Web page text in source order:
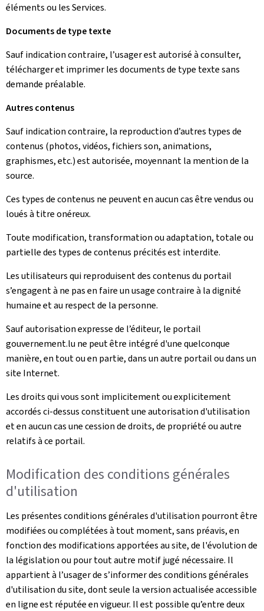
éléments ou les Services.
Documents de type texte
Sauf indication contraire, l’usager est autorisé à consulter,
télécharger et imprimer les documents de type texte sans
demande préalable.
Autres contenus
Sauf indication contraire, la reproduction d’autres types de
contenus (photos, vidéos, fichiers son, animations,
graphismes, etc.) est autorisée, moyennant la mention de la
source.
Ces types de contenus ne peuvent en aucun cas être vendus ou
loués à titre onéreux.
Toute modification, transformation ou adaptation, totale ou
partielle des types de contenus précités est interdite.
Les utilisateurs qui reproduisent des contenus du portail
s’engagent à ne pas en faire un usage contraire à la dignité
humaine et au respect de la personne.
Sauf autorisation expresse de l’éditeur, le portail
gouvernement.lu ne peut être intégré d'une quelconque
manière, en tout ou en partie, dans un autre portail ou dans un
site Internet.
Les droits qui vous sont implicitement ou explicitement
accordés ci-dessus constituent une autorisation d'utilisation
et en aucun cas une cession de droits, de propriété ou autre
relatifs à ce portail.
Modification des conditions générales
d'utilisation
Les présentes conditions générales d'utilisation pourront être
modifiées ou complétées à tout moment, sans préavis, en
fonction des modifications apportées au site, de l'évolution de
la législation ou pour tout autre motif jugé nécessaire. Il
appartient à l’usager de s’informer des conditions générales
d'utilisation du site, dont seule la version actualisée accessible
en ligne est réputée en vigueur. Il est possible qu’entre deux